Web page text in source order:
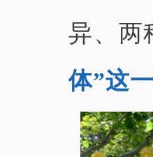
异、两
体”这